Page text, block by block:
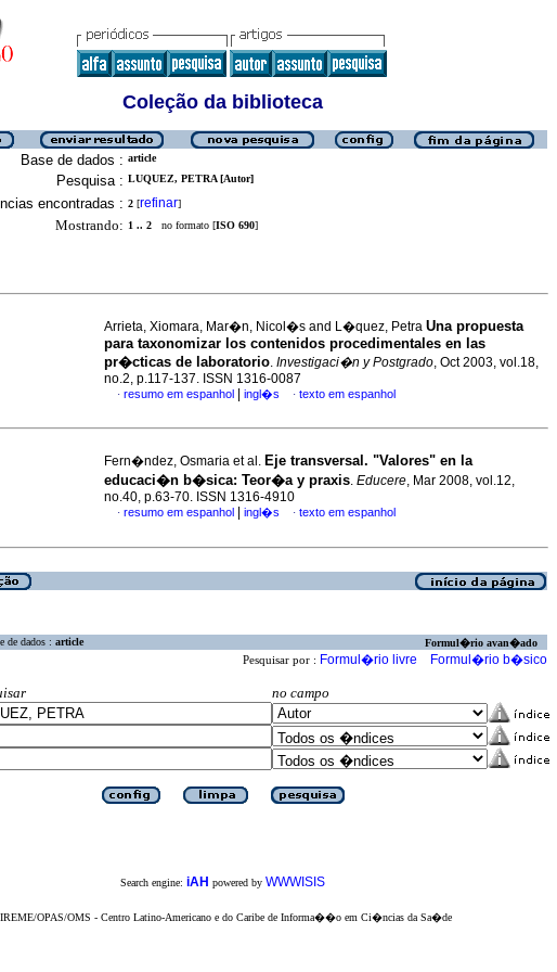
Coleção da biblioteca
Base de dados : article
Pesquisa : LUQUEZ, PETRA [Autor]
encontradas : 2 [refinar]
Mostrando: 1 .. 2 no formato [ISO 690]
Arrieta, Xiomara, Mar�n, Nicol�s and L�quez, Petra Una propuesta
para taxonomizar los contenidos procedimentales en las
pr�cticas de laboratorio. Investigaci�n y Postgrado, Oct 2003, vol.18,
no.2, p.117-137. ISSN 1316-0087
· resumo em espanhol ingl�s · texto em espanhol
Fern�ndez, Osmaria et al. Eje transversal. "Valores" en la
educaci�n b�sica: Teor�a y praxis. Educere, Mar 2008, vol.12,
no.40, p.63-70. ISSN 1316-4910
· resumo em espanhol ingl�s · texto em espanhol
de dados : article Formul�rio avan�ado
Pesquisar por : Formul�rio livre Formul�rio b�sico
no campo
Search engine: iAH powered by WWWISIS
OPAS/OMS - Centro Latino-Americano e do Caribe de Informa��o em Ci�ncias da Sa�de